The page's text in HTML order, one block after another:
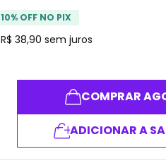
10% OFF NO PIX
R$ 38,90 sem juros
COMPRAR
ADICIONAR A